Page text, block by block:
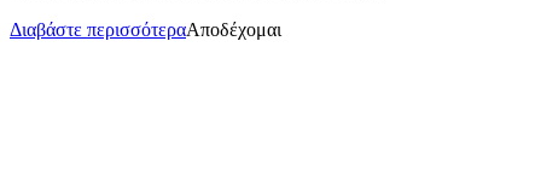
Διαβάστε περισσότεραΑποδέχομαι